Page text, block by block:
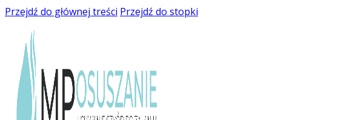
Przejdź do głównej treści Przejdź do stopki